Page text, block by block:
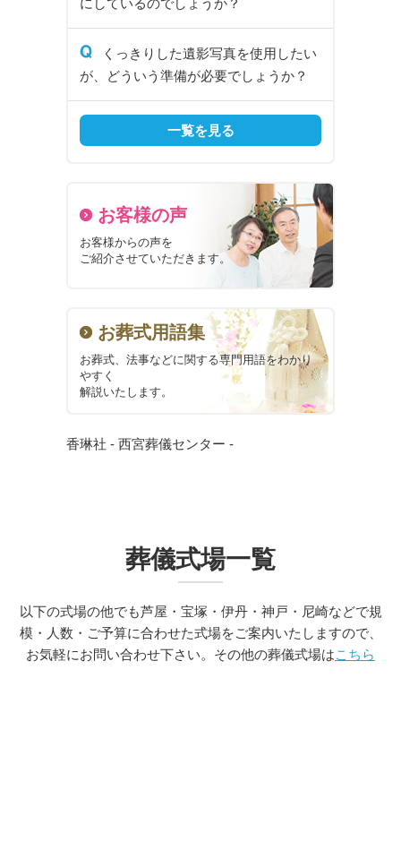
Q
くっきりした遺影写真を使用したい
が、どういう準備が必要でしょうか？
一覧を見る
お客様の声
お客様からの声を
ご紹介させていただきます。
お葬式用語集
お葬式、法事などに関する専門用語をわかり
やすく
解説いたします。
香琳社 - 西宮葬儀センター -
葬儀式場一覧
以下の式場の他でも芦屋・宝塚・伊丹・神戸・尼崎などで規
模・人数・ご予算に合わせた式場をご案内いたしますので、
お気軽にお問い合わせ下さい。その他の葬儀式場はこちら